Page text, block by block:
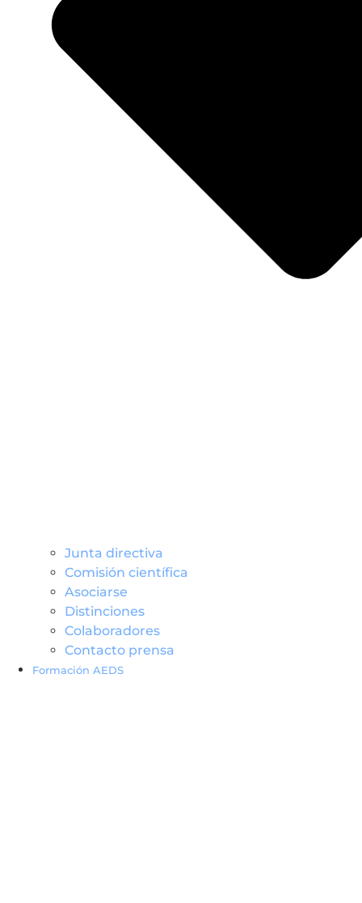
Junta directiva
Comisión científica
Asociarse
Distinciones
Colaboradores
Contacto prensa
Formación AEDS